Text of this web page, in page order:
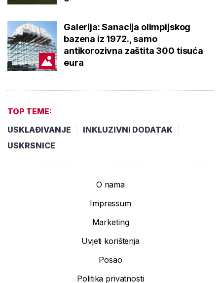
Galerija: Sanacija olimpijskog
bazena iz 1972., samo
antikorozivna zaštita 300 tisuća
eura
TOP TEME:
USKLAĐIVANJE
INKLUZIVNI DODATAK
USKRSNICE
O nama
Impressum
Marketing
Uvjeti korištenja
Posao
Politika privatnosti